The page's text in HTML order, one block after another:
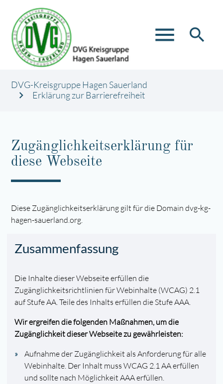
menu search
DVG-Kreisgruppe Hagen Sauerland
Erklärung zur Barrierefreiheit
Zugänglichkeitserklärung für
diese Webseite
Diese Zugänglichkeitserklärung gilt für die Domain dvg-kg-
hagen-sauerland.org.
Zusammenfassung
Die Inhalte dieser Webseite erfüllen die
Zugänglichkeitsrichtlinien für Webinhalte (WCAG) 2.1
auf Stufe AA. Teile des Inhalts erfüllen die Stufe AAA.
Wir ergreifen die folgenden Maßnahmen, um die
Zugänglichkeit dieser Webseite zu gewährleisten:
Aufnahme der Zugänglichkeit als Anforderung für alle
Webinhalte. Der Inhalt muss WCAG 2.1 AA erfüllen
und sollte nach Möglichkeit AAA erfüllen.